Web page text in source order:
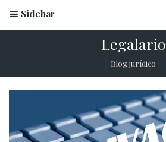
Sidebar
Legalario
Blog jurídico